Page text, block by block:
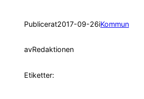
Publicerat2017-09-26iKommun
avRedaktionen
Etiketter: